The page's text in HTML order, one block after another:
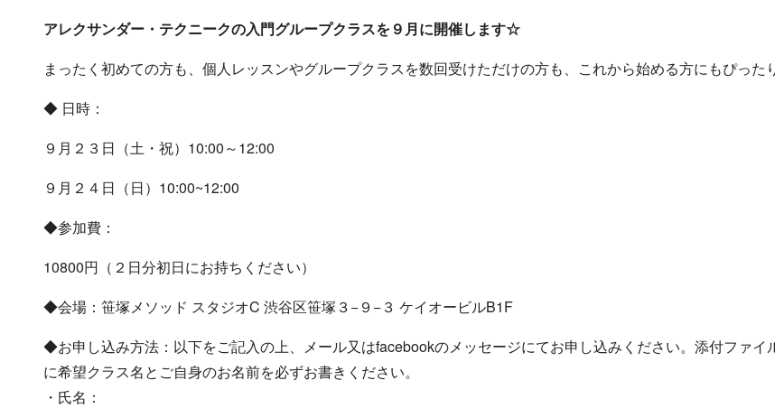
アレクサンダー・テクニークの入門グループクラスを９月に開催します☆
まったく初めての方も、個人レッスンやグループクラスを数回受けただけの方も、これから始める方にもぴった
◆ 日時：
９月２３日（土・祝）10:00～12:00
９月２４日（日）10:00~12:00
◆参加費：
10800円（２日分初日にお持ちください）
◆会場：笹塚メソッド スタジオC 渋谷区笹塚３−９−３ ケイオービルB1F
◆お申し込み方法：以下をご記入の上、メール又はfacebookのメッセージにてお申し込みください。添付ファ
に希望クラス名とご自身のお名前を必ずお書きください。
・氏名：